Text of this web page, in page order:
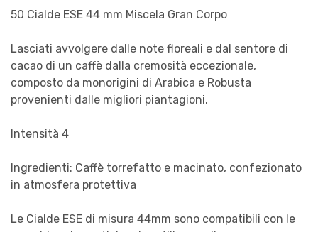
50 Cialde ESE 44 mm Miscela Gran Corpo
Lasciati avvolgere dalle note floreali e dal sentore di
cacao di un caffè dalla cremosità eccezionale,
composto da monorigini di Arabica e Robusta
provenienti dalle migliori piantagioni.
Intensità 4
Ingredienti: Caffè torrefatto e macinato, confezionato
in atmosfera protettiva
Le Cialde ESE di misura 44mm sono compatibili con le